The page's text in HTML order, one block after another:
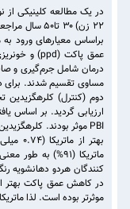
براساس معیارهای ورود
درمان شامل جرم‌گیری و
مساوی تقسیم شدند. برای
دوم (کنترل)
بهتر
کنندگان هردو دهانشویه
موثرتر بوده است. لذا